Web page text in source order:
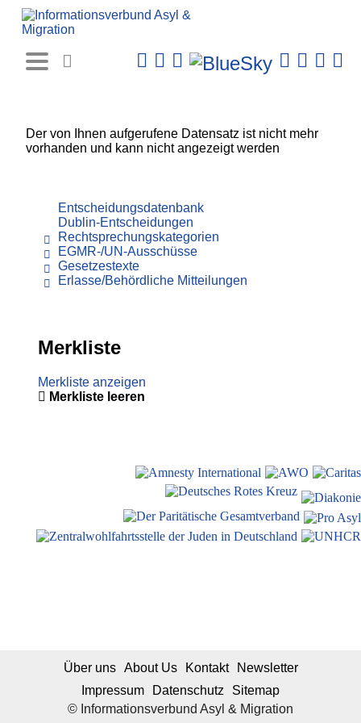
Der von Ihnen aufgerufene Datensatz ist nicht mehr
vorhanden und kann nicht angezeigt werden
Entscheidungsdatenbank
Dublin-Entscheidungen
Rechtsprechungskategorien
EGMR-/UN-Ausschüsse
Gesetzestexte
Erlasse/Behördliche Mitteilungen
Merkliste
Merkliste anzeigen
Merkliste leeren
© Informationsverbund Asyl & Migration
Über uns About Us Kontakt
Newsletter
Impressum
Datenschutz Sitemap